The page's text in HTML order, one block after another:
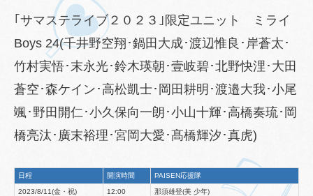
｢サマステライブ２０２３｣限定ユニット ミライ
Boys 24(千井野空翔･鍋田大成･渡辺惟良･岸蒼太･
竹村実悟･末永光･鈴木瑛朝･壹岐碧･北野快浬･大田
蒼空･森ケイン･高松凱士･岡田耕明･渡邉大我･小尾
颯･野田開仁･小久保向一朗･小山十輝･高橋奏琉･岡
橋亮汰･廣末裕理･宮岡大愛･髙橋輝汐･真虎)
日程 開演時間 PAISEN応援隊
2023/8/11(金・祝) 12:00 那須雄登(美 少年)